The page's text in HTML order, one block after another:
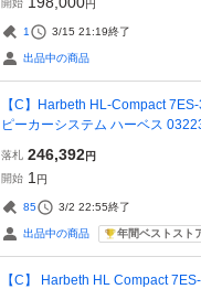
円
1 3/15 21:19終了
出品中の商品
【C】Harbeth HL-Compact
ピーカーシステム ハーベス
落札 246,392円
開始 1 円
85 3/2 22:55終了
出品中の商品 年間ベストスト
【C】 Harbeth HL Compact